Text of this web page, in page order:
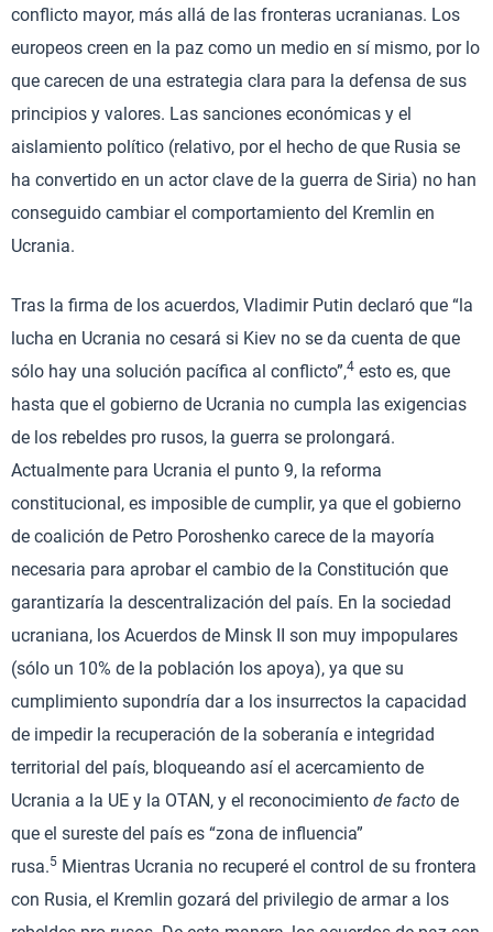
conflicto mayor, más allá de las fronteras ucranianas. Los
europeos creen en la paz como un medio en sí mismo, por lo
que carecen de una estrategia clara para la defensa de sus
principios y valores. Las sanciones económicas y el
aislamiento político (relativo, por el hecho de que Rusia se
ha convertido en un actor clave de la guerra de Siria) no han
conseguido cambiar el comportamiento del Kremlin en
Ucrania.
Tras la firma de los acuerdos, Vladimir Putin declaró que “la
lucha en Ucrania no cesará si Kiev no se da cuenta de que
sólo hay una solución pacífica al conflicto”,4 esto es, que
hasta que el gobierno de Ucrania no cumpla las exigencias
de los rebeldes pro rusos, la guerra se prolongará.
Actualmente para Ucrania el punto 9, la reforma
constitucional, es imposible de cumplir, ya que el gobierno
de coalición de Petro Poroshenko carece de la mayoría
necesaria para aprobar el cambio de la Constitución que
garantizaría la descentralización del país. En la sociedad
ucraniana, los Acuerdos de Minsk II son muy impopulares
(sólo un 10% de la población los apoya), ya que su
cumplimiento supondría dar a los insurrectos la capacidad
de impedir la recuperación de la soberanía e integridad
territorial del país, bloqueando así el acercamiento de
Ucrania a la UE y la OTAN, y el reconocimiento de facto de
que el sureste del país es “zona de influencia”
rusa.5 Mientras Ucrania no recuperé el control de su frontera
con Rusia, el Kremlin gozará del privilegio de armar a los